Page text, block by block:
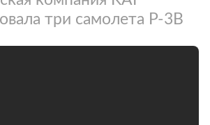
три самолета P-3B